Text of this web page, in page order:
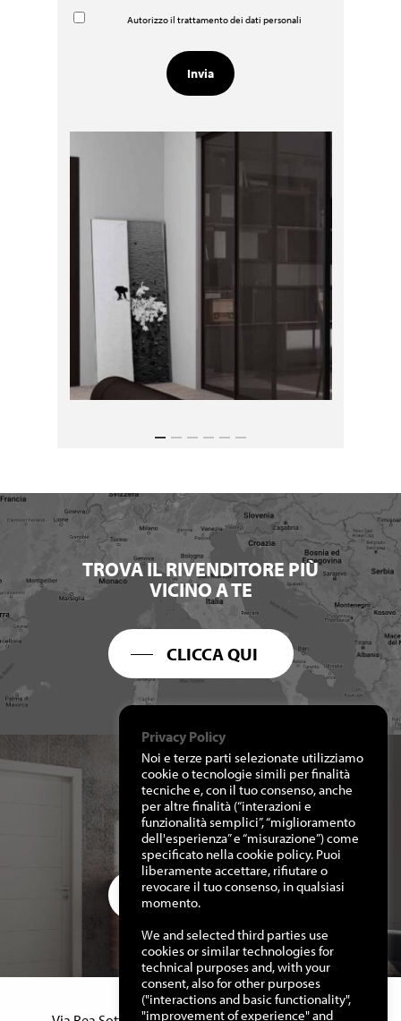
Autorizzo il trattamento dei dati personali
TROVA IL RIVENDITORE PIÙ
VICINO A TE
CLICCA QUI
RICHIEDI I NOSTRI
CATALOGHI
CLICCA QUI
Manuello Design Srl
Privacy Policy
Noi e terze parti selezionate utilizziamo
cookie o tecnologie simili per finalità
tecniche e, con il tuo consenso, anche
per altre finalità (“interazioni e
funzionalità semplici”, “miglioramento
dell'esperienza” e “misurazione”) come
specificato nella cookie policy. Puoi
liberamente accettare, rifiutare o
revocare il tuo consenso, in qualsiasi
momento.
We and selected third parties use
cookies or similar technologies for
technical purposes and, with your
consent, also for other purposes
("interactions and basic functionality",
"improvement of experience" and